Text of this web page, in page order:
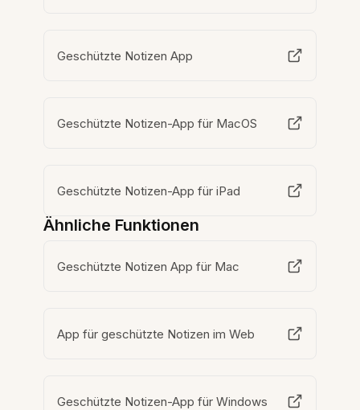
Geschützte Notizen App
Geschützte Notizen-App für MacOS
Geschützte Notizen-App für iPad
Ähnliche Funktionen
Geschützte Notizen App für Mac
App für geschützte Notizen im Web
Geschützte Notizen-App für Windows